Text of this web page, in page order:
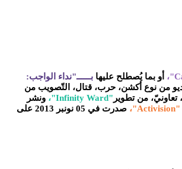
أو بما يُصطلح عليها بــــــ"نداء الواجب:
من نوع أكشن، حرب، قتال، التّصويب من
من تطوير "Infinity Ward"،
ونشر
"Activision"،
صدرت في 05 نونبر 2013 على